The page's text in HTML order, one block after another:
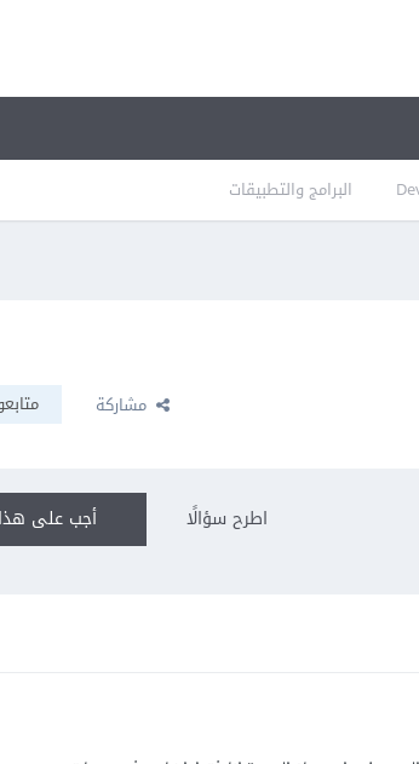
البرامج والتطبيقات
مشاركة
أجب على اطرح سؤالًا